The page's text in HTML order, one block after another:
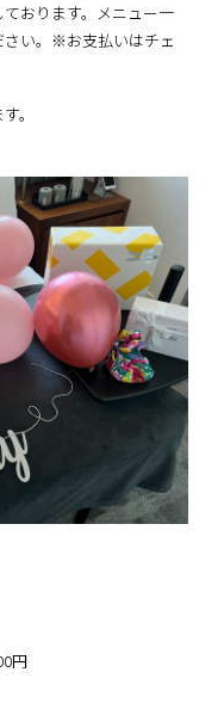
おります。メニュー一
い。※お支払いはチェ
。
円